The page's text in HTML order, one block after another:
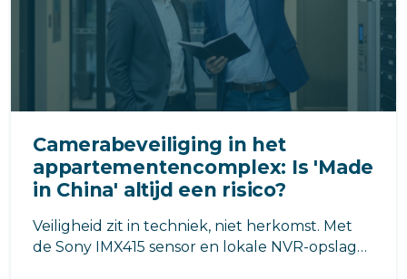
Camerabeveiliging in het
appartementencomplex: Is 'Made
in China' altijd een risico?
Veiligheid zit in techniek, niet herkomst. Met
de Sony IMX415 sensor en lokale NVR-opslag